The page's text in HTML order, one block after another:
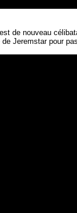
de nouveau
Jeremstar pour